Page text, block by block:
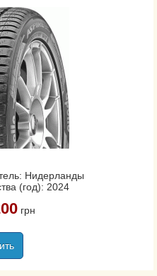
Нидерланды
(год): 2024
грн